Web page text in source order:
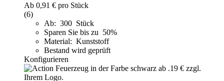
Ab 0,91 € pro Stück
(6)
Ab: 300 Stück
Sparen Sie bis zu 50%
Material: Kunststoff
Bestand wird geprüft
Konfigurieren